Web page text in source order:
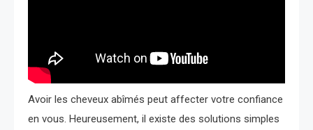
Avoir les cheveux abîmés peut affecter votre confiance
en vous. Heureusement, il existe des solutions simples